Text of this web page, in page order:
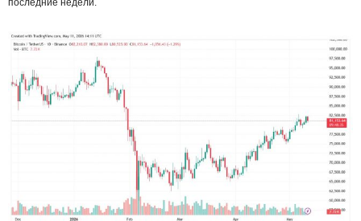
последние недели.